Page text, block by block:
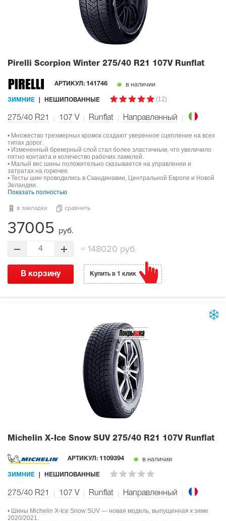
Pirelli Scorpion Winter 275/40 R21 107V Runflat
АРТИКУЛ: 141746 в наличии
ЗИМНИЕ НЕШИПОВАННЫЕ (12)
275/40 R21 107 V Runflat Направленный
• Множество трехмерных кромок создают уверенное сцепление на всех
типах дорог.
• Измененный брекерный слой стал более эластичным, что увеличило
пятно контакта и количество рабочих ламелей.
• Малый вес шины положительно сказывается на управлении и
затратах на горючее.
• Тесты шин проводились в Скандинавии, Центральной Европе и Новой
Зеландии.
Показать полностью
в закладки сравнить
37005 руб.
4 = 148020 руб.
В корзину Купить в 1 клик
Michelin X-Ice Snow SUV 275/40 R21 107V Runflat
АРТИКУЛ: 1109394 в наличии
ЗИМНИЕ НЕШИПОВАННЫЕ
275/40 R21 107 V Runflat Направленный
• Шины Michelin X-Ice Snow SUV — новая модель, выпущенная к зиме
2020/2021.